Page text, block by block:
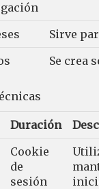
Sirve
Se crea
Duración
Cookie
de
sesión